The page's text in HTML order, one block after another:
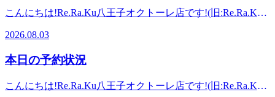
八王子駅 徒歩1分】ほぐしに行ったけど…すぐに辛く硬い状
サージのように気持ちイイ!Re.Ra.Kuの『肩甲骨ストレッ
チ』&amp;「ボディケア」で、ずっーと楽な体作りを!丁寧な
施術とヒアリングで皆様の健康的な毎日をサポートいたしま
す!【アクセス】JR八王子駅改札を出て北口方面(右側)に進ん
でいただき、バスロータリーを挟んで正面に八王子オクトー
もう少しほぐしてもらいたい…といった要望にも時間に空き
い。元気いっぱいのスタッフ一同、皆様のご来店を心よりお
ケア～Re.Ra.Ku八王子オクトーレ店(旧:Re.Ra.Ku八王子東急
すぐに辛く硬い状態に戻ってしまう…そんな経験は今まであ
体調もなかなか整えきれていない方も多いのではないでしょ
うか。。。Re.Ra.Kuではスッキリさっはり！！皆さんのお身
れにくいお身体に近づけていきます！！どんなお悩みでもお
気軽にご連絡ください。心もリフレッシュして元気に過ごし
ましょう♪ 元気いっぱいのスタッフ一同、皆様のご来店を心
こんにちは!Re.Ra.Ku八王子オクトーレ店です!(旧:Re.Ra.Ku
ます!8月3日(月) 【本日の空き情報】 10:30～ ご案内できます
♪蒸し暑い日々ですが、本日は小雨が降り気温が下がってい
ます。皆様いかがお過ごしでしょうか。仕事始めの月曜日、
と思います。お仕事帰りに、当店のボディケアでお身体スッ
2026.08.03
本日の予約状況
こんにちは!Re.Ra.Ku八王子オクトーレ店です!(旧:Re.Ra.Ku